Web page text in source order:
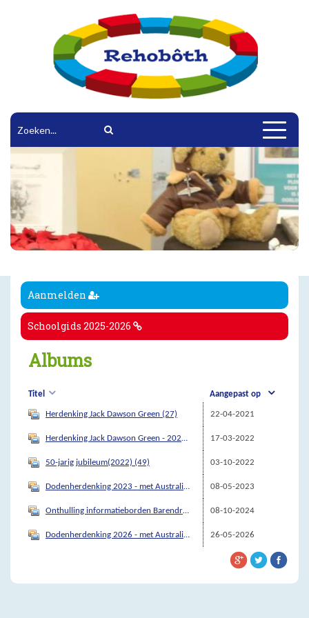
Toggle
Aanmelden
Schoolgids 2025-2026
Albums
Titel Aangepast op
Herdenking Jack Dawson Green (27) 22-04-2021
Herdenking Jack Dawson Green - 2021/2022 (38) 17-03-2022
50-jarig jubileum(2022) (49) 03-10-2022
Dodenherdenking 2023 - met Australische ambassadeur (16) 08-05-2023
Onthulling informatieborden Barendrecht - 12 sept. 2024 (20) 08-10-2024
Dodenherdenking 2026 - met Australische ambassadeur (9) 26-05-2026